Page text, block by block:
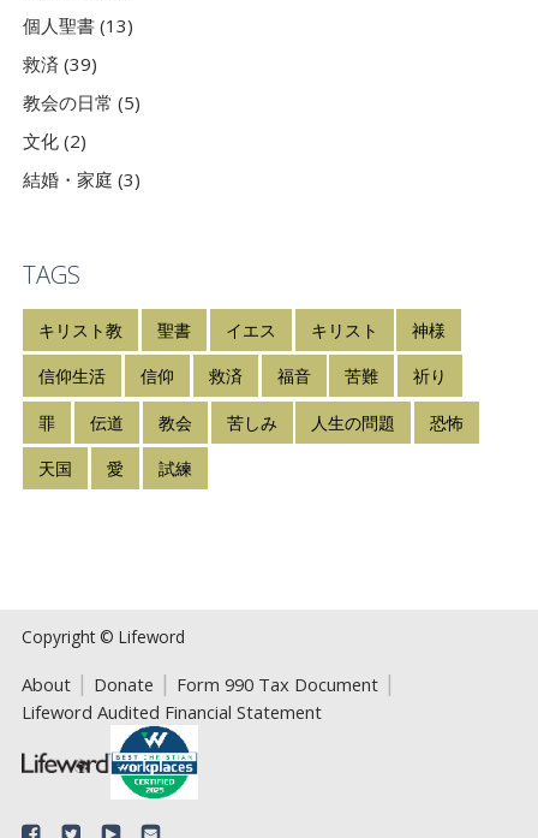
個人聖書 (13)
救済 (39)
教会の日常 (5)
文化 (2)
結婚・家庭 (3)
TAGS
キリスト教 聖書 イエス キリスト 神様
信仰生活 信仰 救済 福音 苦難 祈り
罪 伝道 教会 苦しみ 人生の問題 恐怖
天国 愛 試練
Copyright © Lifeword
About Donate
Form 990 Tax Document
Lifeword Audited Financial Statement